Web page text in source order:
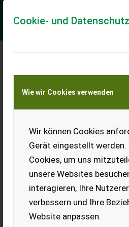
Cookie- und
Wie wir Cookies verwenden
Wir können Cookies
Gerät eingestellt werden.
Cookies, um uns
unsere Websites
interagieren, Ihre
verbessern und Ihre
Website anpassen.
Meine
Transport von Land-
KEINE
Amazone ZA-M 1001
BULLA Landtechnik
1200 Liter Inhalt + absolut
Grenzstreueinrichtung Limiter +
EUR 7.450 inkl. 13% MwSt./Verm.